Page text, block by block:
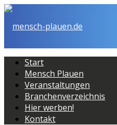
Start
Mensch Plauen
Veranstaltungen
Branchenverzeichnis
Hier werben!
Kontakt